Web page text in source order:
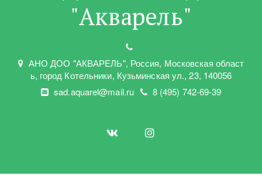
"Акварель"
АНО ДОО "АКВАРЕЛЬ", Россия, Московская област
ь, город Котельники, Кузьминская ул.,23, 140056
sad.aquarel@mail.ru
8 (495) 742-69-39